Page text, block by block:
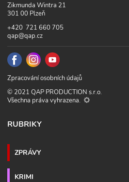
Zikmunda Wintra 21
301 00 Plzeň
+420 721 660 705
qap@qap.cz
Zpracování osobních údajů
© 2021 QAP PRODUCTION s.r.o.
Všechna práva vyhrazena.
RUBRIKY
ZPRÁVY
KRIMI